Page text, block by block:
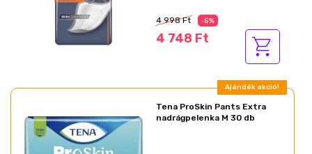
4 998 Ft -5%
4 748 Ft
Ajándék akció!
Tena ProSkin Pants Extra
nadrágpelenka M 30 db